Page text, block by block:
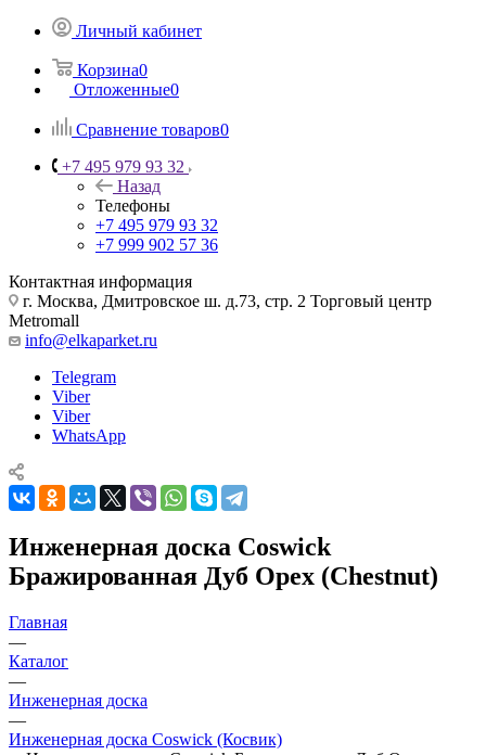
Личный кабинет
Корзина0
Отложенные0
Сравнение товаров0
+7 495 979 93 32
Назад
Телефоны
+7 495 979 93 32
+7 999 902 57 36
Контактная информация
г. Москва, Дмитровское ш. д.73, стр. 2 Торговый центр
Metromall
info@elkaparket.ru
Telegram
Viber
Viber
WhatsApp
Инженерная доска Coswick
Бражированная Дуб Орех (Chestnut)
Главная
—
Каталог
—
Инженерная доска
—
Инженерная доска Coswick (Косвик)